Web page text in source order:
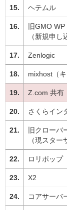
ヘテムル
旧GMO
（新規申し
Zenlogic
mixhost（キ
Z.com 共有
さくらイン
旧クローバ
（現スター
ロリポップ
X2
コアサーバ